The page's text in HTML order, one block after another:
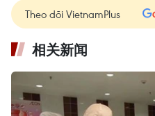
Theo dõi VietnamPlus
相关新闻